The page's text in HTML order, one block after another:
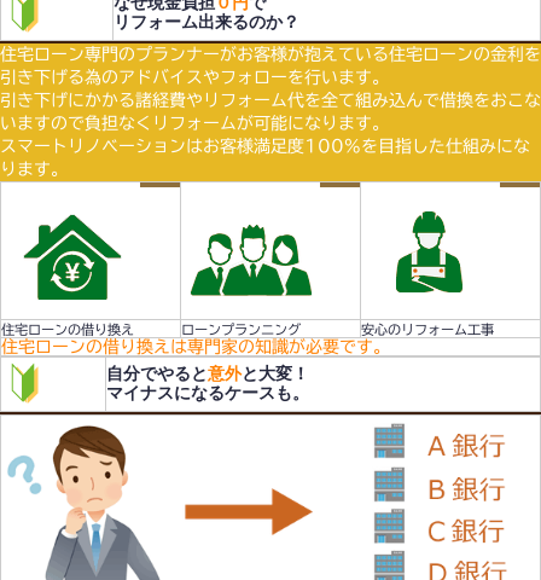
リフォーム出来るのか？
住宅ローン専門のプランナーがお客様が抱えている住宅ローンの金利を
引き下げる為のアドバイスやフォローを行います。
引き下げにかかる諸経費やリフォーム代を全て組み込んで借換をおこな
いますので負担なくリフォームが可能になります。
スマートリノベーションはお客様満足度100%を目指した仕組みにな
ります。
住宅ローンの借り換え ローンプランニング 安心のリフォーム工事
住宅ローンの借り換えは専門家の知識が必要です。
自分でやると意外と大変！
マイナスになるケースも。